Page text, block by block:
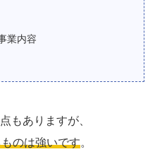
業内容
もありますが、
のは強いです。